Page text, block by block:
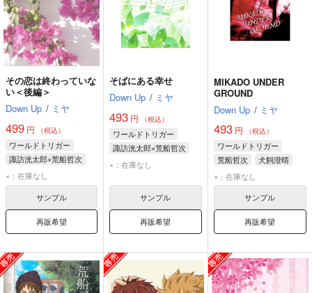
その恋は終わっていな
い＜後編＞
Down Up / ミヤ
499 円 （税込）
ワールドトリガー
諏訪洸太郎×荒船哲次
諏訪洸太郎
×：在庫なし
サンプル
再販希望
そばにある幸せ
Down Up / ミヤ
493 円 （税込）
ワールドトリガー
諏訪洸太郎×荒船哲次
諏訪洸太郎
×：在庫なし
サンプル
再販希望
MIKADO UNDER
GROUND
Down Up / ミヤ
493円 （税込）
ワールドトリガー
荒船哲次
犬飼澄晴
村上鋼
×：在庫なし
サンプル
再販希望